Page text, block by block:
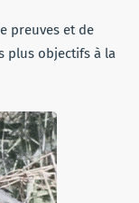
preuves et de
plus objectifs à la